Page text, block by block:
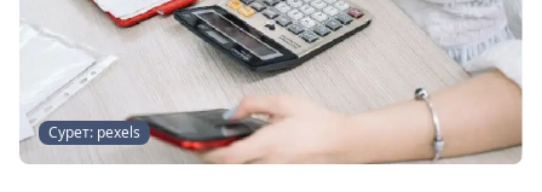
Сурет: pexels